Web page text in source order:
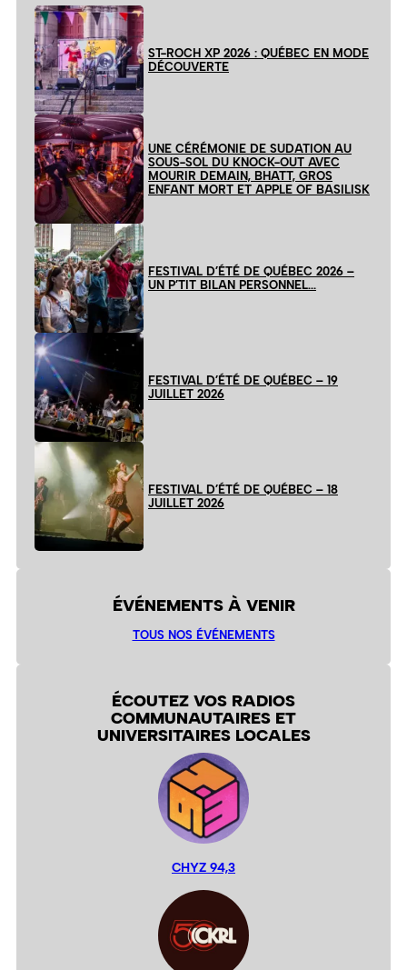
ST-ROCH XP 2026 : QUÉBEC EN MODE
DÉCOUVERTE
UNE CÉRÉMONIE DE SUDATION AU
SOUS-SOL DU KNOCK-OUT AVEC
MOURIR DEMAIN, BHATT, GROS
ENFANT MORT ET APPLE OF BASILISK
FESTIVAL D’ÉTÉ DE QUÉBEC 2026 –
UN P’TIT BILAN PERSONNEL…
FESTIVAL D’ÉTÉ DE QUÉBEC – 19
JUILLET 2026
FESTIVAL D’ÉTÉ DE QUÉBEC – 18
JUILLET 2026
ÉVÉNEMENTS À VENIR
TOUS NOS ÉVÉNEMENTS
ÉCOUTEZ VOS RADIOS
COMMUNAUTAIRES ET
UNIVERSITAIRES LOCALES
CHYZ 94,3